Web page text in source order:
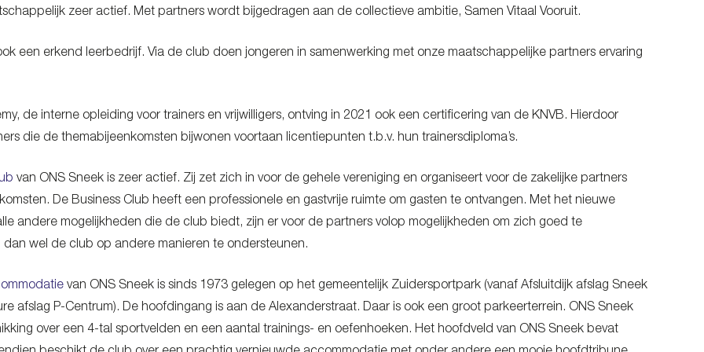
zeer actief. Met partners wordt bijgedragen aan de collectieve ambitie, Samen Vitaal Vooruit.
een erkend leerbedrijf. Via de club doen jongeren in samenwerking met onze maatschappelijke partners ervaring
de interne opleiding voor trainers en vrijwilligers, ontving in 2021 ook een certificering van de KNVB. Hierdoor
die de themabijeenkomsten bijwonen voortaan licentiepunten t.b.v. hun trainersdiploma’s.
van ONS Sneek is zeer actief. Zij zet zich in voor de gehele vereniging en organiseert voor de zakelijke partners
De Business Club heeft een professionele en gastvrije ruimte om gasten te ontvangen. Met het nieuwe
andere mogelijkheden die de club biedt, zijn er voor de partners volop mogelijkheden om zich goed te
wel de club op andere manieren te ondersteunen.
van ONS Sneek is sinds 1973 gelegen op het gemeentelijk Zuidersportpark (vanaf Afsluitdijk afslag Sneek
afslag P-Centrum). De hoofdingang is aan de Alexanderstraat. Daar is ook een groot parkeerterrein. ONS Sneek
over een 4-tal sportvelden en een aantal trainings- en oefenhoeken. Het hoofdveld van ONS Sneek bevat